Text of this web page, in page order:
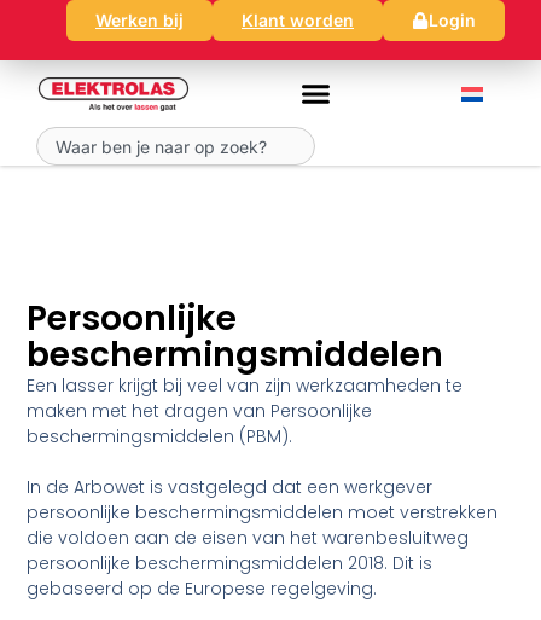
inhoud
Login
Klant worden
Werken bij
Zoeken
Persoonlijke
beschermingsmiddelen
Een lasser krijgt bij veel van zijn werkzaamheden te
maken met het dragen van Persoonlijke
beschermingsmiddelen (PBM).
In de Arbowet is vastgelegd dat een werkgever
persoonlijke beschermingsmiddelen moet verstrekken
die voldoen aan de eisen van het warenbesluitweg
persoonlijke beschermingsmiddelen 2018. Dit is
gebaseerd op de Europese regelgeving.